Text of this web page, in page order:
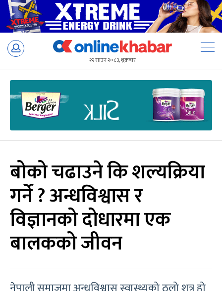
Skip
२२ साउन २०८३, शुक्रबार
बोको चढाउने कि शल्यक्रिया
गर्ने ? अन्धविश्वास र
विज्ञानको दोधारमा एक
बालकको जीवन